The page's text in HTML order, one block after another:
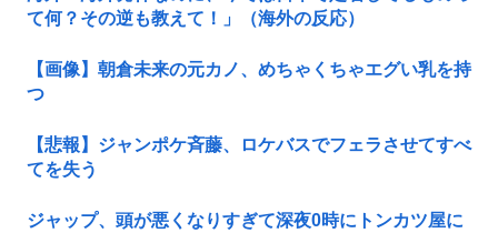
て何？その逆も教えて！」（海外の反応）
【画像】朝倉未来の元カノ、めちゃくちゃエグい乳を持
つ
【悲報】ジャンポケ斉藤、ロケバスでフェラさせてすべ
てを失う
ジャップ、頭が悪くなりすぎて深夜0時にトンカツ屋に